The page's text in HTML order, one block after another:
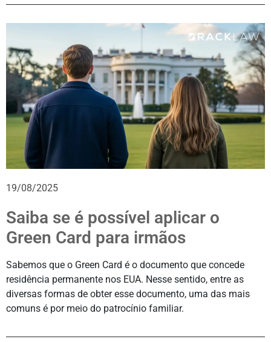
19/08/2025
Saiba se é possível aplicar o
Green Card para irmãos
Sabemos que o Green Card é o documento que concede
residência permanente nos EUA. Nesse sentido, entre as
diversas formas de obter esse documento, uma das mais
comuns é por meio do patrocínio familiar.